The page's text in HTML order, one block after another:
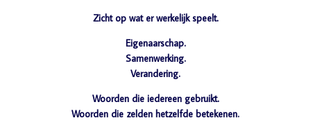
Zicht op wat er werkelijk speelt.
Eigenaarschap.
Samenwerking.
Verandering.
Woorden die iedereen gebruikt.
Woorden die zelden hetzelfde betekenen.